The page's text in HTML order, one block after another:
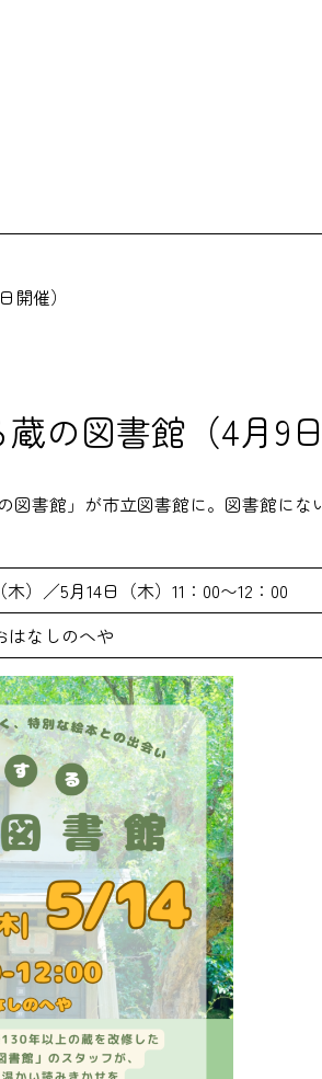
開催）
の図書館（4月9日
図書館」が市立図書館に。図書館に
木）／5月14日（木）11：00〜12：00
はなしのへや